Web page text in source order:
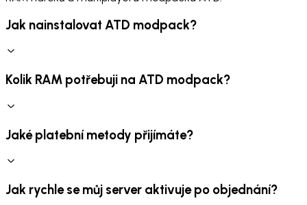
Jak nainstalovat ATD modpack?
Kolik RAM potřebuji na ATD modpack?
Jaké platební metody přijímáte?
Jak rychle se můj server aktivuje po objednání?